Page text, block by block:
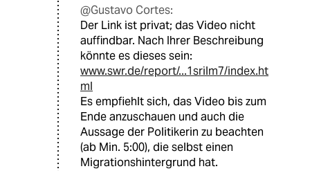
@Gustavo Cortes:
Der Link ist privat; das Video nicht
auffindbar. Nach Ihrer Beschreibung
könnte es dieses sein:
www.swr.de/report/...1srilm7/index.ht
ml
Es empfiehlt sich, das Video bis zum
Ende anzuschauen und auch die
Aussage der Politikerin zu beachten
(ab Min. 5:00), die selbst einen
Migrationshintergrund hat.